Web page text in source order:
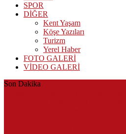
SPOR
DİĞER
Kent Yaşam
Köşe Yazıları
Turizm
Yerel Haber
FOTO GALERİ
VİDEO GALERİ
Son Dakika